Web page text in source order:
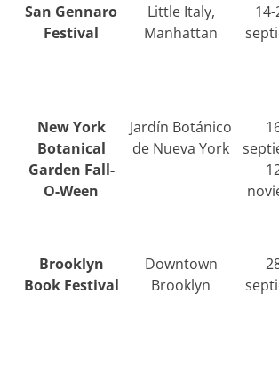
San Gennaro
Festival
Little Italy,
Manhattan
New York
Botanical
Garden Fall-
O-Ween
Jardín Botánico
de Nueva York
Brooklyn
Book Festival
Downtown
Brooklyn